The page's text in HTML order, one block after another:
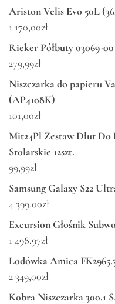
Ariston Velis Evo 50L
1 170,00zł
Rieker Półbuty 03069-
279,99zł
Niszczarka do papieru
(AP4108K)
101,00zł
Mit24Pl Zestaw Dłut Do
Stolarskie 12szt.
99,99zł
Samsung Galaxy S22
4 399,00zł
Excursion Głośnik
1 498,97zł
Lodówka Amica
2 349,00zł
Kobra Niszczarka 300.1